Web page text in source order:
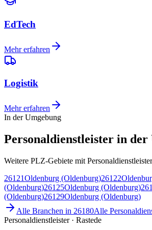
EdTech
Mehr erfahren
Logistik
Mehr erfahren
In der Umgebung
Personaldienstleister in der
Weitere PLZ-Gebiete mit
26121Oldenburg (Oldenburg)26122
(Oldenburg)26125Oldenburg (Oldenburg)
(Oldenburg)26129Oldenburg (Oldenburg)
Alle Branchen in 26180Alle
Personaldienstleister · Rastede